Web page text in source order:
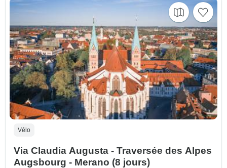
Vélo
Via Claudia Augusta - Traversée des Alpes
Augsbourg - Merano (8 jours)